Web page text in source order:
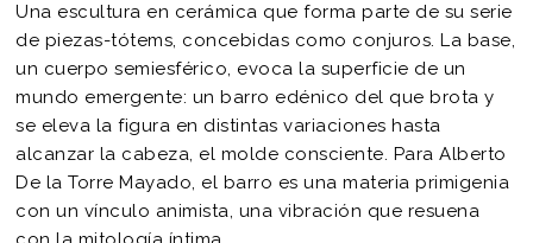
Una escultura en cerámica que forma parte de su serie
de piezas-tótems, concebidas como conjuros. La base,
un cuerpo semiesférico, evoca la superficie de un
mundo emergente: un barro edénico del que brota y
se eleva la figura en distintas variaciones hasta
alcanzar la cabeza, el molde consciente. Para Alberto
De la Torre Mayado, el barro es una materia primigenia
con un vínculo animista, una vibración que resuena